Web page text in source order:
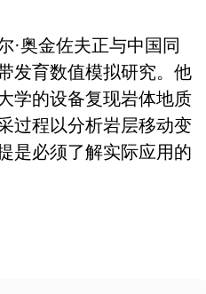
·奥金佐夫正与中国同
发育数值模拟研究。他
学的设备复现岩体地质
过程以分析岩层移动变
是必须了解实际应用的